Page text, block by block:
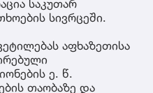
საკუთარ
სივრცეში.
აფხაზეთისა
ე. წ.
თაობაზე და